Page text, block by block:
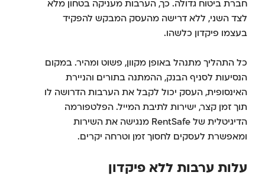
חברת ביטוח גדולה. כך, הערבות מעניקה בטחון מלא
לצד השני, ללא דרישה מהעסק המבקש להפקיד
בעצמו פיקדון כלשהו.
כל התהליך מתנהל באופן מקוון, פשוט ומהיר. במקום
הנסיעות לסניף הבנק, ההמתנה בתורים והניירת
האינסופית, העסק יכול לקבל את הערבות הדרושה לו
תוך זמן קצר, ישירות לתיבת המייל. הפלטפורמה
הדיגיטלית של RentSafe מנגישה את השירות
ומאפשרת לעסקים לחסוך זמן וטרחה יקרים.
עלות ערבות ללא פיקדון